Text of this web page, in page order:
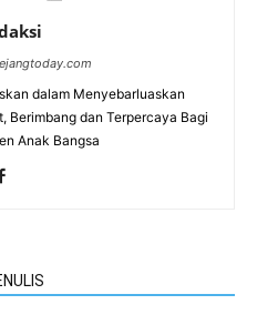
dalam Menyebarluaskan
Berimbang dan Terpercaya Bagi
Anak Bangsa